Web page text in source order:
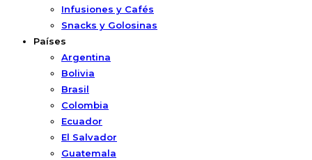
Infusiones y Cafés
Snacks y Golosinas
Países
Argentina
Bolivia
Brasil
Colombia
Ecuador
El Salvador
Guatemala